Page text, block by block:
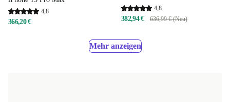
4,8
366,20 €
4,8
382,94 € 636,99 € (Neu)
Mehr anzeigen